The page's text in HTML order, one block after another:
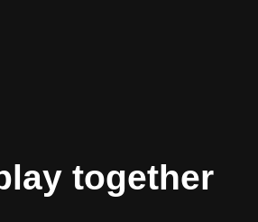
together